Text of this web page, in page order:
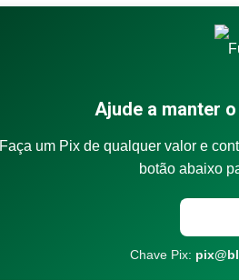
Ajude a manter
Faça um Pix de qualquer valor e
botão abaixo
Chave Pix: